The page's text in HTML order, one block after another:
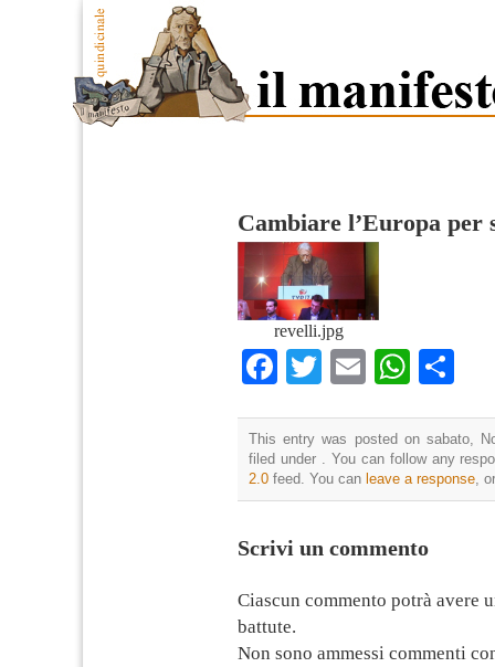
Cambiare l’Europa per
revelli.jpg
Facebook
TwitterEmail
This entry was posted on sabato,
filed under . You can follow any
2.0 feed. You can leave a response,
Scrivi un commento
Ciascun commento potrà avere
battute.
Non sono ammessi commenti